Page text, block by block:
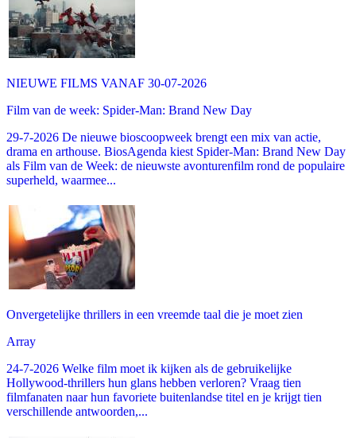
NIEUWE FILMS VANAF 30-07-2026
Film van de week: Spider-Man: Brand New Day
29-7-2026 De nieuwe bioscoopweek brengt een mix van actie,
drama en arthouse. BiosAgenda kiest Spider-Man: Brand New Day
als Film van de Week: de nieuwste avonturenfilm rond de populaire
superheld, waarmee...
Onvergetelijke thrillers in een vreemde taal die je moet zien
Array
24-7-2026 Welke film moet ik kijken als de gebruikelijke
Hollywood-thrillers hun glans hebben verloren? Vraag tien
filmfanaten naar hun favoriete buitenlandse titel en je krijgt tien
verschillende antwoorden,...